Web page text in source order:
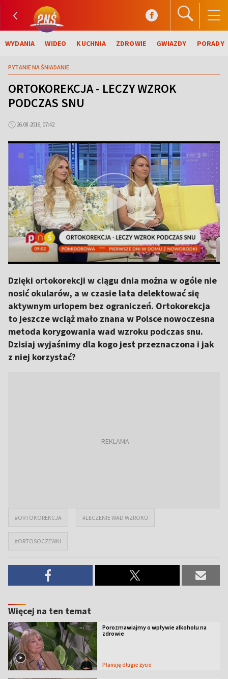
WYDANIA WIDEO KUCHNIA ZDROWIE GWIAZDY PORADY
PYTANIE NA ŚNIADANIE
ORTOKOREKCJA - LECZY WZROK
PODCZAS SNU
26.08.2016, 07:42
Dzięki ortokorekcji w ciągu dnia można w ogóle nie
nosić okularów, a w czasie lata delektować się
aktywnym urlopem bez ograniczeń. Ortokorekcja
to jeszcze wciąż mało znana w Polsce nowoczesna
metoda korygowania wad wzroku podczas snu.
Dzisiaj wyjaśnimy dla kogo jest przeznaczona i jak
z niej korzystać?
#ORTOKOREKCJA #LECZENIE WAD WZROKU
#ORTOSOCZEWKI
Więcej na ten temat
Porozmawiajmy o wpływie alkoholu na
zdrowie
Planuję długie życie